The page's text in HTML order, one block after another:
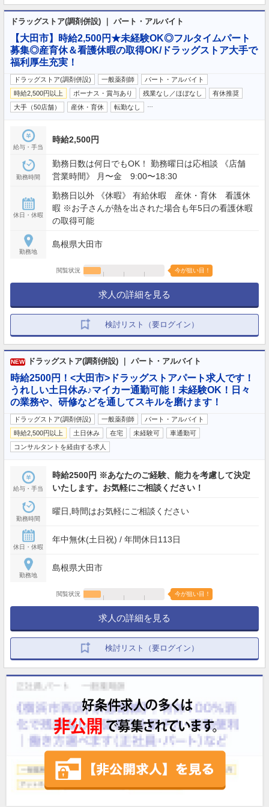
ドラッグストア(調剤併設) ｜ パート・アルバイト
【大田市】時給2,500円★未経験OK◎フルタイムパート
募集◎産育休＆看護休暇の取得OK/ドラッグストア大手で
福利厚生充実！
ドラッグストア(調剤併設) 一般薬剤師
パート・アルバイト
時給2,500円以上
ボーナス・賞与あり 残業なし／ほぼなし
有休推奨
大手（50店舗）
産休・育休 転勤なし
給与・手当
時給2,500円
勤務時間
勤務日数は何日でもOK！ 勤務曜日は応相談 《店舗
営業時間》 月〜金 9:00〜18:30
休日・休暇
勤務日以外 《休暇》 有給休暇 産休・育休 看護休
暇 ※お子さんが熱を出された場合も年5日の看護休暇
の取得可能
勤務地
島根県大田市
閲覧状況 今が狙い目！
求人の詳細を見る
検討リスト（要ログイン）
NEW ドラッグストア(調剤併設) ｜ パート・アルバイト
時給2500円！<大田市>ドラッグストアパート求人です！
うれしい土日休み♪マイカー通勤可能！未経験OK！日々
の業務や、研修などを通してスキルを磨けます！
ドラッグストア(調剤併設) 一般薬剤師
パート・アルバイト
時給2,500円以上
土日休み 在宅 未経験可
車通勤可
コンサルタントを経由する求人
給与・手当
時給2500円 ※あなたのご経験、能力を考慮して決定
いたします。お気軽にご相談ください！
勤務時間
曜日,時間はお気軽にご相談ください
休日・休暇
年中無休(土日祝) / 年間休日113日
勤務地
島根県大田市
閲覧状況 今が狙い目！
求人の詳細を見る
検討リスト（要ログイン）